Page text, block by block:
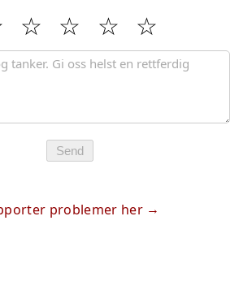
Send
problemer her